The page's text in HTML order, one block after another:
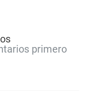
primero